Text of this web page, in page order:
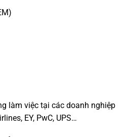
làm việc tại các doanh nghiệp
EY, PwC, UPS…